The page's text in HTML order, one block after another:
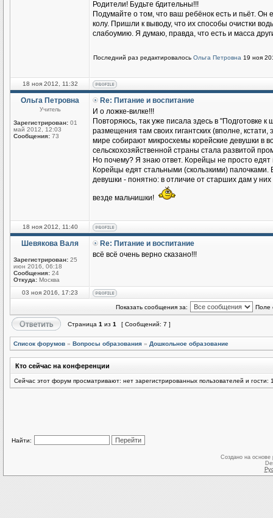
Родители! Будьте бдительны!!!
Подумайте о том, что ваш ребёнок есть и пьёт.
колу. Пришли к выводу, что их способы очистки
слабоумию. Я думаю, правда, что есть и масса
Последний раз редактировалось Ольга Петровна 19 ноя
18 ноя 2012, 11:32
Ольга Петровна
Учитель
Зарегистрирован: 01
май 2012, 12:03
Сообщения: 73
Re: Питание и воспитание
И о ложке-вилке!!!
Повторяюсь, так уже писала здесь в
размещения там своих гигантских (вполне,
мире собирают микросхемы корейские девушки в
сельскохозяйственной страны стала развитой
Но почему? Я знаю ответ. Корейцы не просто
Корейцы едят стальными (скользкими) палочками.
девушки - понятно: в отличие от старших дам у
везде мальчишки!
18 ноя 2012, 11:40
Шевякова Валя
Зарегистрирован: 25
июн 2016, 06:18
Сообщения: 24
Откуда: Москва
Re: Питание и воспитание
всё всё очень верно сказано!!!
03 ноя 2016, 17:23
Показать сообщения за: Поле
Страница 1 из 1 [ Сообщений: 7 ]
Список форумов » Вопросы образования » Дошкольное образование
Кто сейчас на конференции
Сейчас этот форум просматривают: нет зарегистрированных пользователей и гости:
Найти:
Создано на основе